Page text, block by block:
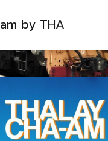
by THA
eyes of a